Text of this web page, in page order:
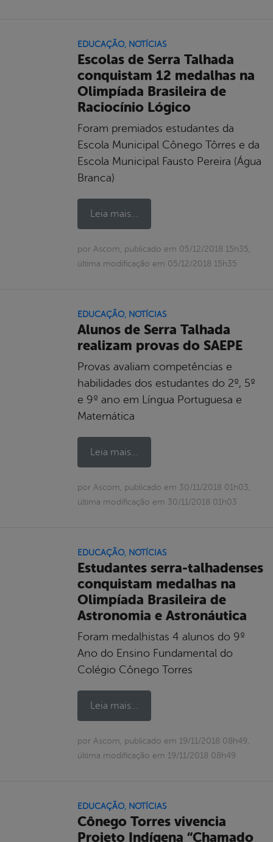
EDUCAÇÃO, NOTÍCIAS
Escolas de Serra Talhada
conquistam 12 medalhas na
Olimpíada Brasileira de
Raciocínio Lógico
Foram premiados estudantes da
Escola Municipal Cônego Tôrres e da
Escola Municipal Fausto Pereira (Água
Branca)
Leia mais...
por Ascom, publicado em 05/12/2018 15h35,
última modificação em 05/12/2018 15h35
EDUCAÇÃO, NOTÍCIAS
Alunos de Serra Talhada
realizam provas do SAEPE
Provas avaliam competências e
habilidades dos estudantes do 2º, 5º
e 9º ano em Língua Portuguesa e
Matemática
Leia mais...
por Ascom, publicado em 30/11/2018 01h03,
última modificação em 30/11/2018 01h03
EDUCAÇÃO, NOTÍCIAS
Estudantes serra-talhadenses
conquistam medalhas na
Olimpíada Brasileira de
Astronomia e Astronáutica
Foram medalhistas 4 alunos do 9º
Ano do Ensino Fundamental do
Colégio Cônego Torres
Leia mais...
por Ascom, publicado em 19/11/2018 08h49,
última modificação em 19/11/2018 08h49
EDUCAÇÃO, NOTÍCIAS
Cônego Torres vivencia
Projeto Indígena “Chamado